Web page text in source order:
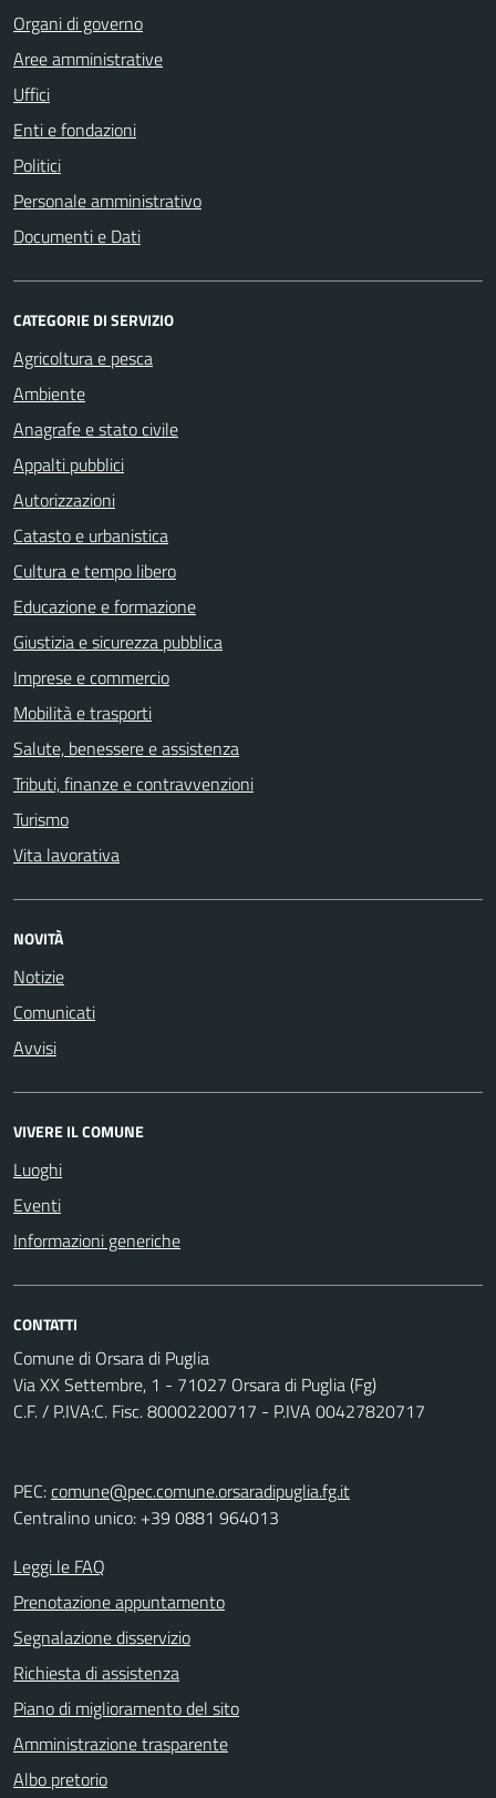
Organi di governo
Aree amministrative
Uffici
Enti e fondazioni
Politici
Personale amministrativo
Documenti e Dati
CATEGORIE DI SERVIZIO
Agricoltura e pesca
Ambiente
Anagrafe e stato civile
Appalti pubblici
Autorizzazioni
Catasto e urbanistica
Cultura e tempo libero
Educazione e formazione
Giustizia e sicurezza pubblica
Imprese e commercio
Mobilità e trasporti
Salute, benessere e assistenza
Tributi, finanze e contravvenzioni
Turismo
Vita lavorativa
NOVITÀ
Notizie
Comunicati
Avvisi
VIVERE IL COMUNE
Luoghi
Eventi
Informazioni generiche
CONTATTI
Comune di Orsara di Puglia
Via XX Settembre, 1 - 71027 Orsara di Puglia (Fg)
C.F. / P.IVA:C. Fisc. 80002200717 - P.IVA 00427820717
PEC:comune@pec.comune.orsaradipuglia.fg.it
Centralino unico: +39 0881 964013
Leggi le FAQ
Prenotazione appuntamento
Segnalazione disservizio
Richiesta di assistenza
Piano di miglioramento del sito
Amministrazione trasparente
Albo pretorio